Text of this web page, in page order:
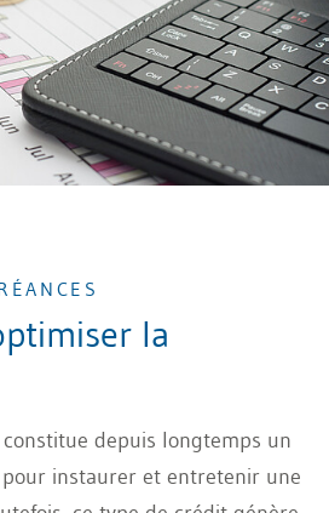
la
depuis longtemps un
instaurer et entretenir une